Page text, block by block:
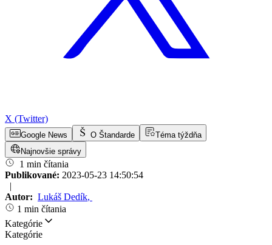
X (Twitter)
Google News O Štandarde
Téma týždňa
Najnovšie správy
1 min čítania
Publikované: 2023-05-23 14:50:54
|
Autor: Lukáš Dedík,
1 min čítania
Kategórie
Kategórie